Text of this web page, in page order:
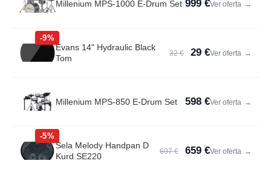
Millenium MPS-1000 E-Drum Set 999 €Ver oferta →
-9%
Evans 14" Hydraulic Black
Tom
32 € 29 €Ver oferta →
Millenium MPS-850 E-Drum Set 598 €Ver oferta →
-5%
Sela Melody Handpan D
Kurd SE220
697 € 659 €Ver oferta →